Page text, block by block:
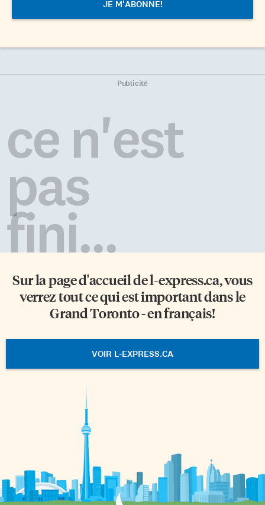
Publicité
ce n'est
pas
fini...
Sur la page d'accueil del-express.ca, vous
verrez tout ce qui est important dans le
Grand Toronto - en français!
VOIR L-EXPRESS.CA